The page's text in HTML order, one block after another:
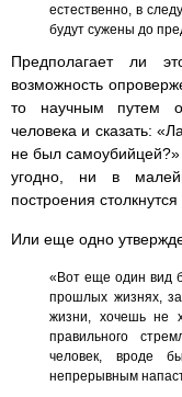
естественно, в
будут сужены до
Предполагает ли
возможность
то научным путем
человека и сказать:
не был самоубийцей?»
угодно, ни в
построения
Или еще одно
«Вот еще один вид
прошлых жизнях,
жизни, хочешь не
правильного
человек, вроде
непрерывным